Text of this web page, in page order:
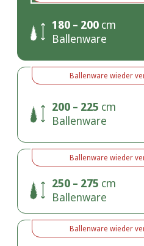
180 – 200 cm
Ballenware
Ballenware wieder
200 – 225 cm
Ballenware
Ballenware wieder
250 – 275 cm
Ballenware
Ballenware wieder